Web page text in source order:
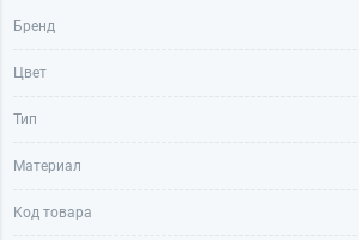
Бренд
Цвет
Тип
Материал
Код товара